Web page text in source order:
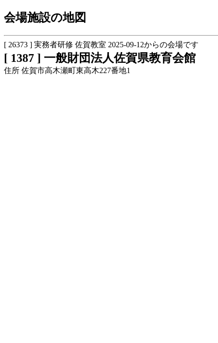
会場施設の地図
[ 26373 ] 実務者研修 佐賀教室 2025-09-12からの会場です
[ 1387 ] 一般財団法人佐賀県教育会館
住所 佐賀市高木瀬町東高木227番地1